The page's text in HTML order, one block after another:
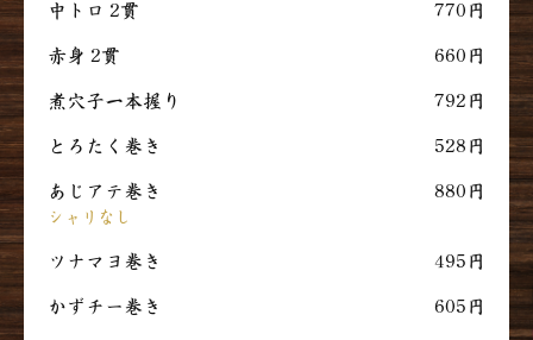
中トロ 2貫 770円
赤身 2貫 660円
煮穴子一本握り 792円
とろたく巻き 528円
あじアテ巻き 880円
シャリなし
ツナマヨ巻き 495円
かずチー巻き 605円